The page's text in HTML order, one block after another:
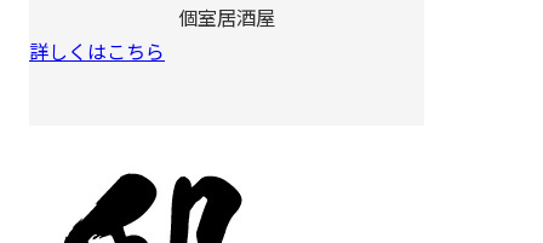
個室居酒屋
詳しくはこちら